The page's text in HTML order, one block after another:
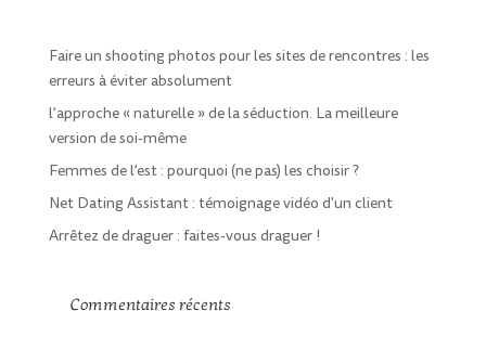
Faire un shooting photos pour les sites de rencontres : les
erreurs à éviter absolument
l’approche « naturelle » de la séduction. La meilleure
version de soi-même
Femmes de l’est : pourquoi (ne pas) les choisir ?
Net Dating Assistant : témoignage vidéo d'un client
Arrêtez de draguer : faites-vous draguer !
Commentaires récents